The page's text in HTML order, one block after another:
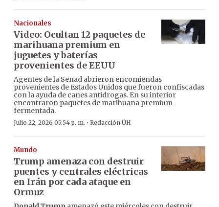
Nacionales
Video: Ocultan 12 paquetes de
marihuana premium en
juguetes y baterías
provenientes de EEUU
Agentes de la Senad abrieron encomiendas
provenientes de Estados Unidos que fueron confiscadas
con la ayuda de canes antidrogas. En su interior
encontraron paquetes de marihuana premium
fermentada.
Julio 22, 2026 05:54 p. m. · Redacción ÚH
Mundo
Trump amenaza con destruir
puentes y centrales eléctricas
en Irán por cada ataque en
Ormuz